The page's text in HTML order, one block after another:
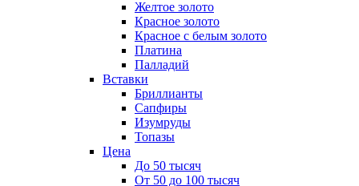
Желтое золото
Красное золото
Красное с белым золото
Платина
Палладий
Вставки
Бриллианты
Сапфиры
Изумруды
Топазы
Цена
До 50 тысяч
От 50 до 100 тысяч